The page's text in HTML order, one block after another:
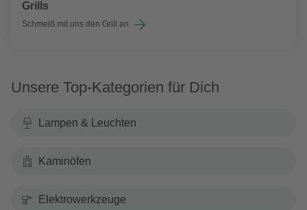
Grills
Schmeiß mit uns den Grill an
Unsere Top-Kategorien für Dich
Lampen & Leuchten
Kaminöfen
Elektrowerkzeuge